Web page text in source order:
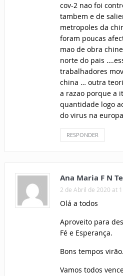
cov-2 nao foi
tambem e de
metropoles da
foram poucas
mao de obra
norte do pais
trabalhadores
china … outra
a razao porque a
quantidade logo
do virus na
RESPONDER
Ana Maria F N
2 de Abril de 2020 at
Olá a todos
Aproveito para
Fé e Esperança.
Bons tempos virão.
Vamos todos